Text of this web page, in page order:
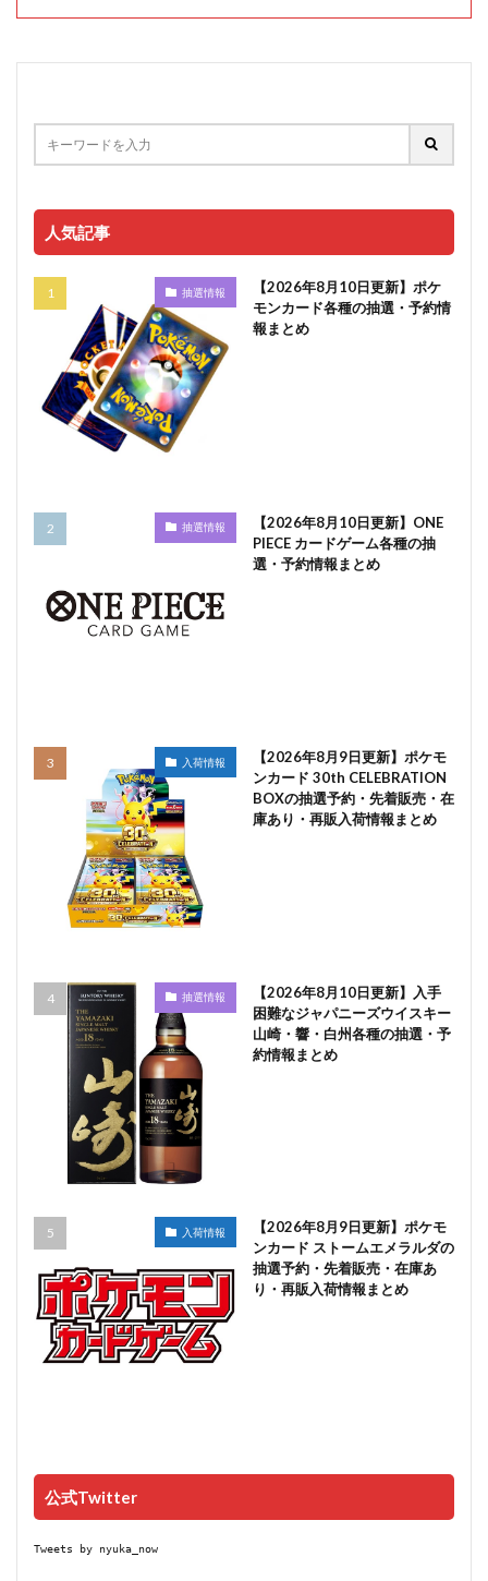
人気記事
抽選情報
【2026年8月10日更新】ポケ
モンカード各種の抽選・予約情
報まとめ
抽選情報
【2026年8月10日更新】ONE
PIECE カードゲーム各種の抽
選・予約情報まとめ
入荷情報
【2026年8月9日更新】ポケモ
ンカード 30th CELEBRATION
BOXの抽選予約・先着販売・在
庫あり・再販入荷情報まとめ
抽選情報
【2026年8月10日更新】入手
困難なジャパニーズウイスキー
山崎・響・白州各種の抽選・予
約情報まとめ
入荷情報
【2026年8月9日更新】ポケモ
ンカード ストームエメラルダの
抽選予約・先着販売・在庫あ
り・再販入荷情報まとめ
公式Twitter
Tweets by nyuka_now